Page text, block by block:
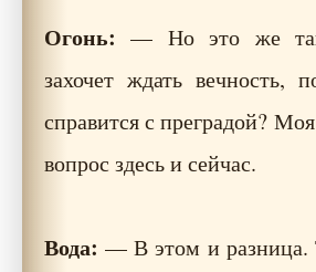
Огонь:— Но это же
захочет ждать вечность,
справится с преградой?
вопрос здесь и сейчас.
Вода: — В этом и